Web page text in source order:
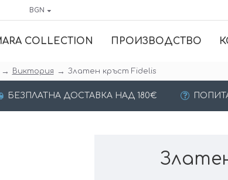
BGN
COLLECTION ПРОИЗВОДСТВО
Виктория Златен кръст Fidelis
БЕЗПЛАТНА ДОСТАВКА НАД 180€